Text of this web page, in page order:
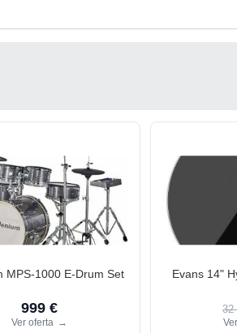
MPS-1000 E-Drum Set
999 €
Ver oferta →
Evans 14"
32